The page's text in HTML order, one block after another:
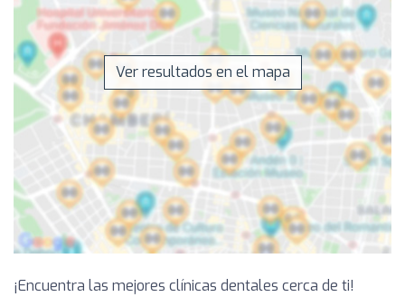
Ver resultados en el mapa
¡Encuentra las mejores clínicas dentales cerca de ti!